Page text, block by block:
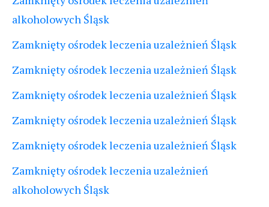
alkoholowych Śląsk
Zamknięty ośrodek leczenia uzależnień Śląsk
Zamknięty ośrodek leczenia uzależnień Śląsk
Zamknięty ośrodek leczenia uzależnień Śląsk
Zamknięty ośrodek leczenia uzależnień Śląsk
Zamknięty ośrodek leczenia uzależnień Śląsk
Zamknięty ośrodek leczenia uzależnień
alkoholowych Śląsk